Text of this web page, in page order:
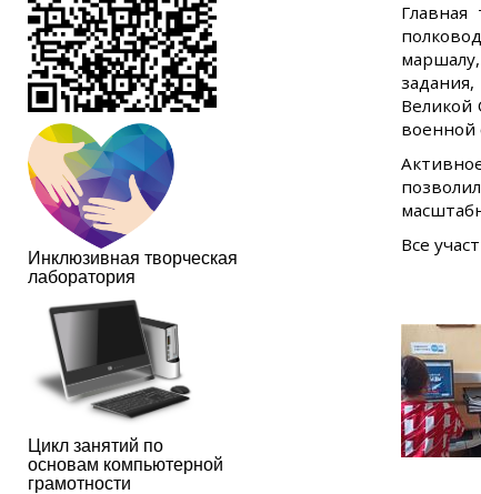
Инклюзивная творческая
лаборатория
Цикл занятий по
основам компьютерной
грамотности
Великой
военной
Все